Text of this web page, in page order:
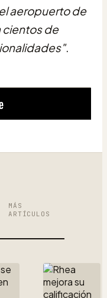
aeropuerto de
cientos de
.
MÁS
ARTÍCULOS